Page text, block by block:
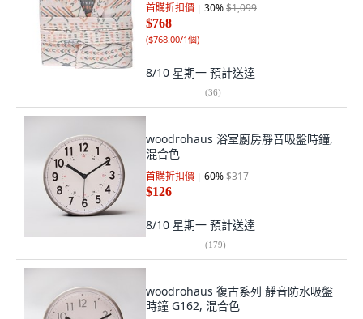
首購折扣價 30%$1,099
$768
($768.00/1個)
8/10 星期一 預計送達
(36)
woodrohaus 浴室廚房靜音吸盤時鐘,
混合色
首購折扣價 60%$317
$126
8/10 星期一 預計送達
(179)
woodrohaus 復古系列 靜音防水吸盤
時鐘 G162, 混合色